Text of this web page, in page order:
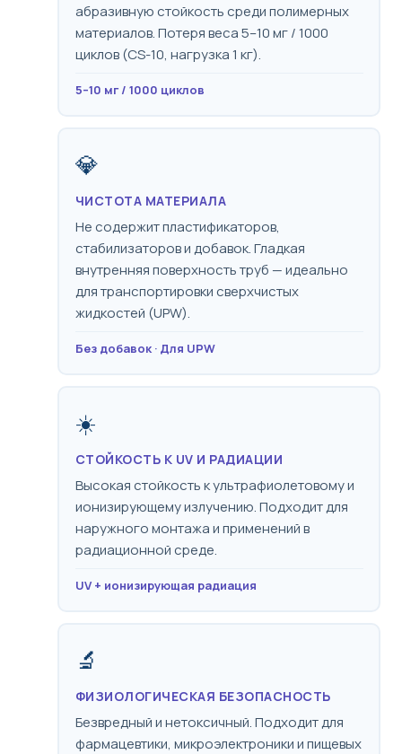
абразивную стойкость среди полимерных
материалов. Потеря веса 5–10 мг / 1000
циклов (CS-10, нагрузка 1 кг).
5–10 мг / 1000 циклов
💎
ЧИСТОТА МАТЕРИАЛА
Не содержит пластификаторов,
стабилизаторов и добавок. Гладкая
внутренняя поверхность труб — идеально
для транспортировки сверхчистых
жидкостей (UPW).
Без добавок · Для UPW
☀️
СТОЙКОСТЬ К UV И РАДИАЦИИ
Высокая стойкость к ультрафиолетовому и
ионизирующему излучению. Подходит для
наружного монтажа и применений в
радиационной среде.
UV + ионизирующая радиация
🔬
ФИЗИОЛОГИЧЕСКАЯ БЕЗОПАСНОСТЬ
Безвредный и нетоксичный. Подходит для
фармацевтики, микроэлектроники и пищевых